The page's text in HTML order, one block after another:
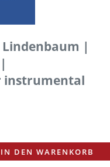
|
instrumental
IN DEN WARENKORB